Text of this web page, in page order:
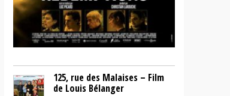
125, rue des Malaises – Film
de Louis Bélanger